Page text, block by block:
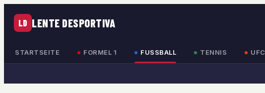
LD LENTE DESPORTIVA
STARTSEITE FORMEL 1 FUSSBALL TENNIS UFC